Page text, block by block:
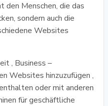
den Menschen, die das
sondern auch die
Websites
, Business –
Websites hinzuzufügen ,
oder mit anderen
für geschäftliche